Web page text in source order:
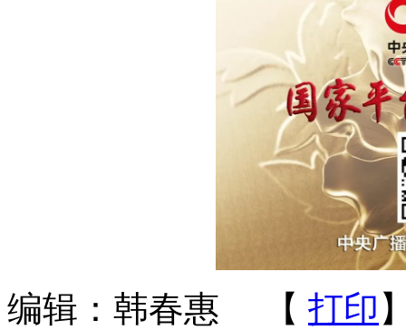
编辑：韩春惠 【 打印